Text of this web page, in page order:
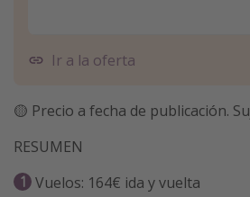
Ir a la oferta
🟡 Precio a fecha de publicación.
RESUMEN
Vuelos: 164€ ida y vuelta